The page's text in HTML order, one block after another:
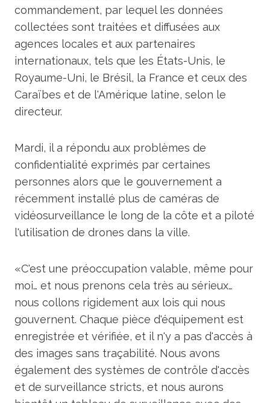
commandement, par lequel les données
collectées sont traitées et diffusées aux
agences locales et aux partenaires
internationaux, tels que les États-Unis, le
Royaume-Uni, le Brésil, la France et ceux des
Caraïbes et de l'Amérique latine, selon le
directeur.
Mardi, il a répondu aux problèmes de
confidentialité exprimés par certaines
personnes alors que le gouvernement a
récemment installé plus de caméras de
vidéosurveillance le long de la côte et a piloté
l'utilisation de drones dans la ville.
«C'est une préoccupation valable, même pour
moi… et nous prenons cela très au sérieux…
nous collons rigidement aux lois qui nous
gouvernent. Chaque pièce d'équipement est
enregistrée et vérifiée, et il n'y a pas d'accès à
des images sans traçabilité. Nous avons
également des systèmes de contrôle d'accès
et de surveillance stricts, et nous aurons